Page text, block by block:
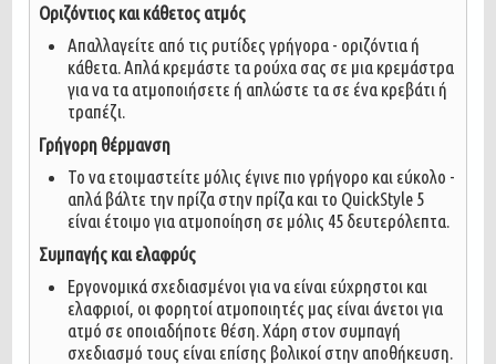
Οριζόντιος και κάθετος ατμός
Απαλλαγείτε από τις ρυτίδες γρήγορα - οριζόντια ή
κάθετα. Απλά κρεμάστε τα ρούχα σας σε μια κρεμάστρα
για να τα ατμοποιήσετε ή απλώστε τα σε ένα κρεβάτι ή
τραπέζι.
Γρήγορη θέρμανση
Το να ετοιμαστείτε μόλις έγινε πιο γρήγορο και εύκολο -
απλά βάλτε την πρίζα στην πρίζα και το QuickStyle 5
είναι έτοιμο για ατμοποίηση σε μόλις 45 δευτερόλεπτα.
Συμπαγής και ελαφρύς
Εργονομικά σχεδιασμένοι για να είναι εύχρηστοι και
ελαφριοί, οι φορητοί ατμοποιητές μας είναι άνετοι για
ατμό σε οποιαδήποτε θέση. Χάρη στον συμπαγή
σχεδιασμό τους είναι επίσης βολικοί στην αποθήκευση.